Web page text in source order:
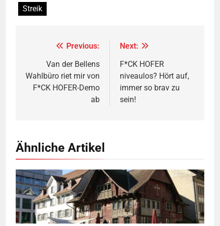
Streik
Beitragsnavigation
Previous:
Van der Bellens
Wahlbüro riet mir von
F*CK HOFER-Demo
ab
Next:
F*CK HOFER
niveaulos? Hört auf,
immer so brav zu
sein!
Ähnliche Artikel
Rotes Haus, Dornbirn,Quelle© Böhringer FriedrichCC BY-SA 2.5
Wikimedia Commons